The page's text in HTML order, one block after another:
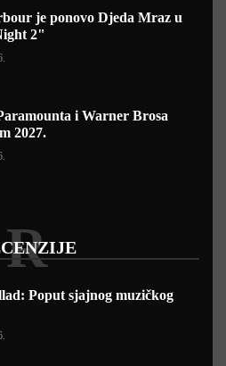
je ponovo Djeda Mraz u
2"
i Warner Brosa
2027.
R
Poput sjajnog muzičkog